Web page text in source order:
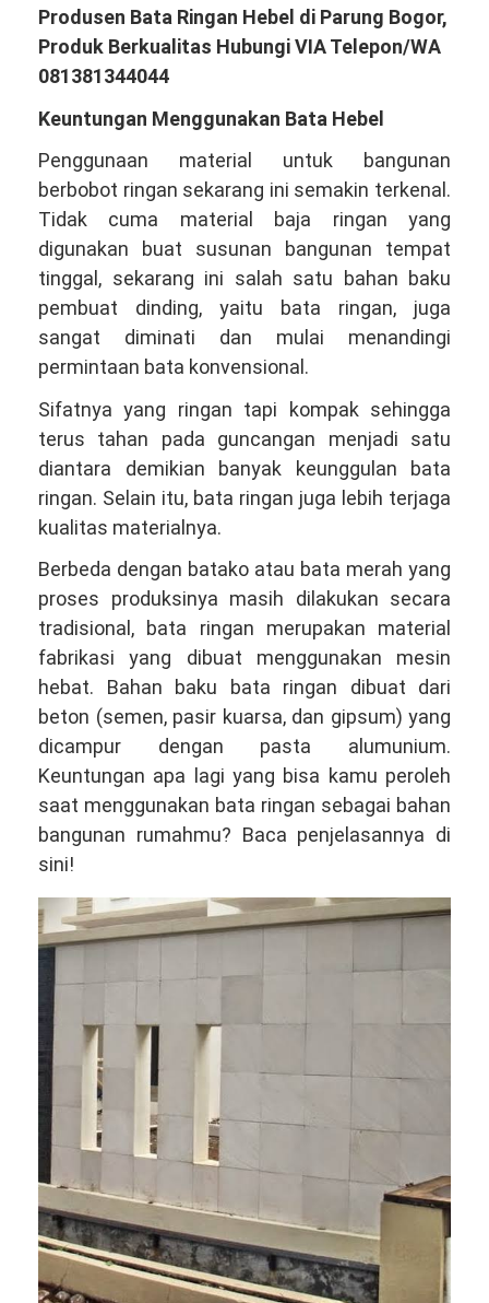
Produsen Bata Ringan Hebel di Parung Bogor,
Produk Berkualitas Hubungi VIA Telepon/WA
081381344044
Keuntungan Menggunakan Bata Hebel
Penggunaan material untuk bangunan
berbobot ringan sekarang ini semakin terkenal.
Tidak cuma material baja ringan yang
digunakan buat susunan bangunan tempat
tinggal, sekarang ini salah satu bahan baku
pembuat dinding, yaitu bata ringan, juga
sangat diminati dan mulai menandingi
permintaan bata konvensional.
Sifatnya yang ringan tapi kompak sehingga
terus tahan pada guncangan menjadi satu
diantara demikian banyak keunggulan bata
ringan. Selain itu, bata ringan juga lebih terjaga
kualitas materialnya.
Berbeda dengan batako atau bata merah yang
proses produksinya masih dilakukan secara
tradisional, bata ringan merupakan material
fabrikasi yang dibuat menggunakan mesin
hebat. Bahan baku bata ringan dibuat dari
beton (semen, pasir kuarsa, dan gipsum) yang
dicampur dengan pasta alumunium.
Keuntungan apa lagi yang bisa kamu peroleh
saat menggunakan bata ringan sebagai bahan
bangunan rumahmu? Baca penjelasannya di
sini!